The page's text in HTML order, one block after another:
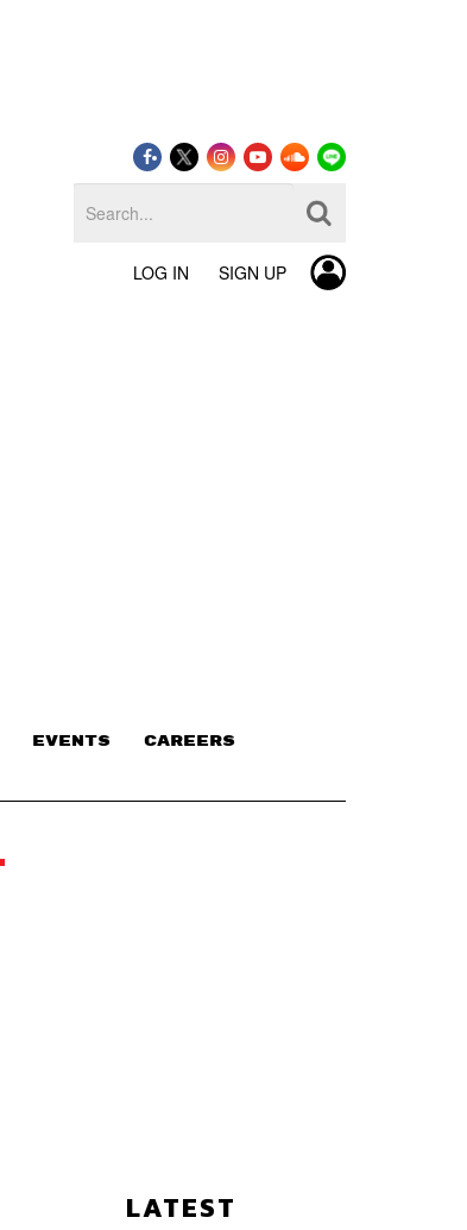
LOG IN SIGN UP
EVENTS CAREERS
LATEST